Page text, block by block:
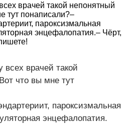
врачей такой непонятный
тут понаписали?–
пароксизмальная
энцефалопатия.– Чёрт,
всех врачей такой
что вы мне тут
пароксизмальная
энцефалопатия.